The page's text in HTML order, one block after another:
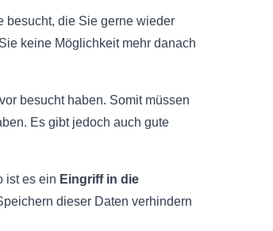
besucht, die Sie gerne wieder
keine Möglichkeit mehr danach
besucht haben. Somit müssen
Es gibt jedoch auch gute
ist es ein Eingriff in die
dieser Daten verhindern